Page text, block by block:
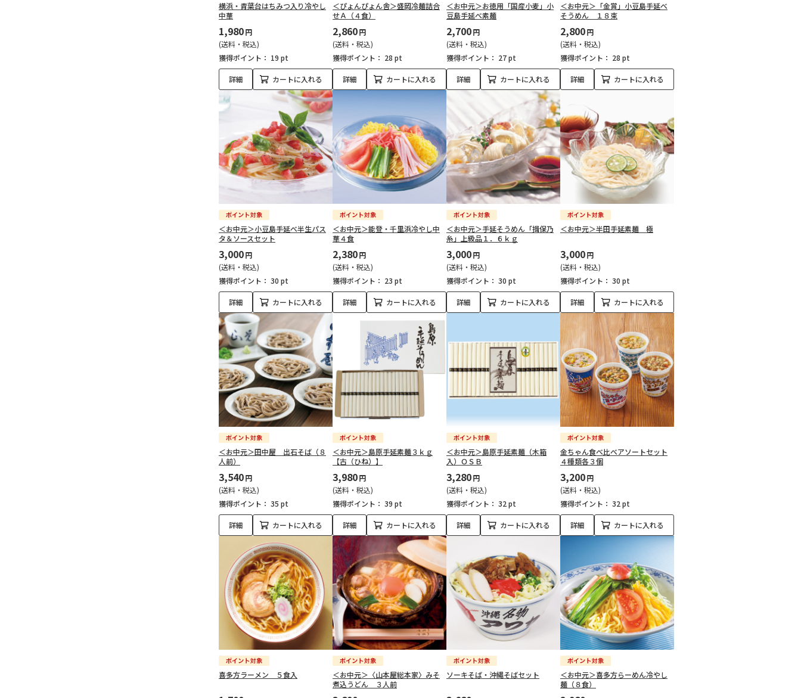
横浜・青葉台はちみつ入り冷やし
中華
1,980円
(送料・税込)
獲得ポイント： 19 pt
詳細 カートに入れる
＜ぴょんぴょん舎＞盛岡冷麺詰合
せＡ（４食）
2,860円
(送料・税込)
獲得ポイント： 28 pt
詳細 カートに入れる
＜お中元＞お徳用「国産小麦」小
豆島手延べ素麺
2,700円
(送料・税込)
獲得ポイント： 27 pt
詳細 カートに入れる
＜お中元＞「金賞」小豆島手延べ
そうめん １８束
2,800円
(送料・税込)
獲得ポイント： 28 pt
詳細 カートに入れる
＜お中元＞小豆島手延べ半生パス
タ＆ソースセット
3,000円
(送料・税込)
獲得ポイント： 30 pt
詳細 カートに入れる
＜お中元＞能登・千里浜冷やし中
華４食
2,380円
(送料・税込)
獲得ポイント： 23 pt
詳細 カートに入れる
＜お中元＞手延そうめん「揖保乃
糸」上級品１．６ｋｇ
3,000円
(送料・税込)
獲得ポイント： 30 pt
詳細 カートに入れる
＜お中元＞半田手延素麺 極
3,000円
(送料・税込)
獲得ポイント： 30 pt
詳細 カートに入れる
＜お中元＞田中屋 出石そば（８
人前）
3,540円
(送料・税込)
獲得ポイント： 35 pt
詳細 カートに入れる
＜お中元＞島原手延素麺３ｋｇ
【古（ひね）】
3,980円
(送料・税込)
獲得ポイント： 39 pt
詳細 カートに入れる
＜お中元＞島原手延素麺（木箱
入）ＯＳＢ
3,280円
(送料・税込)
獲得ポイント： 32 pt
詳細 カートに入れる
金ちゃん食べ比べアソートセット
４種類各３個
3,200円
(送料・税込)
獲得ポイント： 32 pt
詳細 カートに入れる
喜多方ラーメン ５食入
＜お中元＞〈山本屋総本家〉みそ
煮込うどん ３人前
ソーキそば・沖縄そばセット
＜お中元＞喜多方らーめん冷やし
麺（８食）